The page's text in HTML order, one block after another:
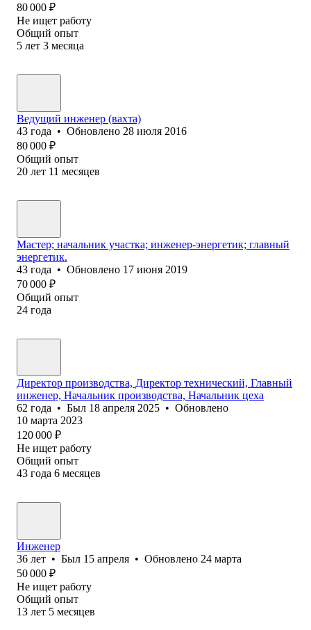
80 000 ₽
Не ищет работу
Общий опыт
5 лет 3 месяца
Ведущий инженер (вахта)
43 года • Обновлено 28 июля 2016
80 000 ₽
Общий опыт
20 лет 11 месяцев
Мастер; начальник участка; инженер-энергетик; главный
энергетик.
43 года • Обновлено 17 июня 2019
70 000 ₽
Общий опыт
24 года
Директор производства, Директор технический, Главный
инженер, Начальник производства, Начальник цеха
62 года • Был 18 апреля 2025 • Обновлено
10 марта 2023
120 000 ₽
Не ищет работу
Общий опыт
43 года 6 месяцев
Инженер
36 лет • Был 15 апреля • Обновлено 24 марта
50 000 ₽
Не ищет работу
Общий опыт
13 лет 5 месяцев